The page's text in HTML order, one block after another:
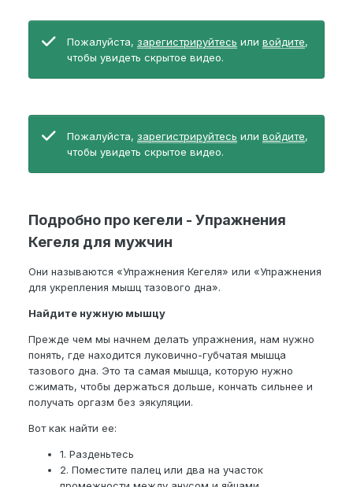
Пожалуйста, зарегистрируйтесь или войдите,
чтобы увидеть скрытое видео.
Пожалуйста, зарегистрируйтесь или войдите,
чтобы увидеть скрытое видео.
Подробно про кегели - Упражнения
Кегеля для мужчин
Они называются «Упражнения Кегеля» или «Упражнения
для укрепления мышц тазового дна».
Найдите нужную мышцу
Прежде чем мы начнем делать упражнения, нам нужно
понять, где находится луковично-губчатая мышца
тазового дна. Это та самая мышца, которую нужно
сжимать, чтобы держаться дольше, кончать сильнее и
получать оргазм без эякуляции.
Вот как найти ее:
1. Разденьтесь
2. Поместите палец или два на участок